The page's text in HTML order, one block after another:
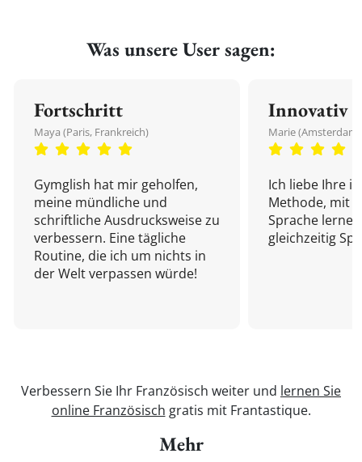
Was unsere User sagen:
Fortschritt
Maya (Paris, Frankreich)
Gymglish hat mir geholfen,
meine mündliche und
schriftliche Ausdrucksweise zu
verbessern. Eine tägliche
Routine, die ich um nichts in
der Welt verpassen würde!
Innovativ
Marie
Ich liebe Ihre
Methode, mit
Sprache
gleichzeitig
Verbessern Sie Ihr Französisch weiter und lernen Sie
online Französisch gratis mit Frantastique.
Mehr